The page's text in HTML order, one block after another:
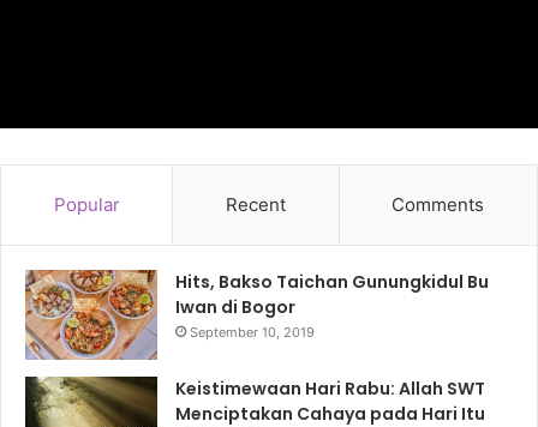
Popular Recent Comments
Hits, Bakso Taichan Gunungkidul Bu
Iwan di Bogor
September 10, 2019
Keistimewaan Hari Rabu: Allah SWT
Menciptakan Cahaya pada Hari Itu